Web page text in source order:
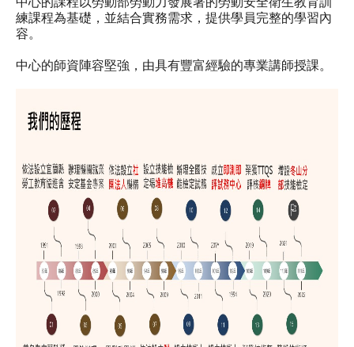
線上報名
反應信箱
資安公告
練課程為基礎，並結合實務需求，提供學員完整的學習內
容。
中心的師資陣容堅強，由具有豐富經驗的專業講師授課。